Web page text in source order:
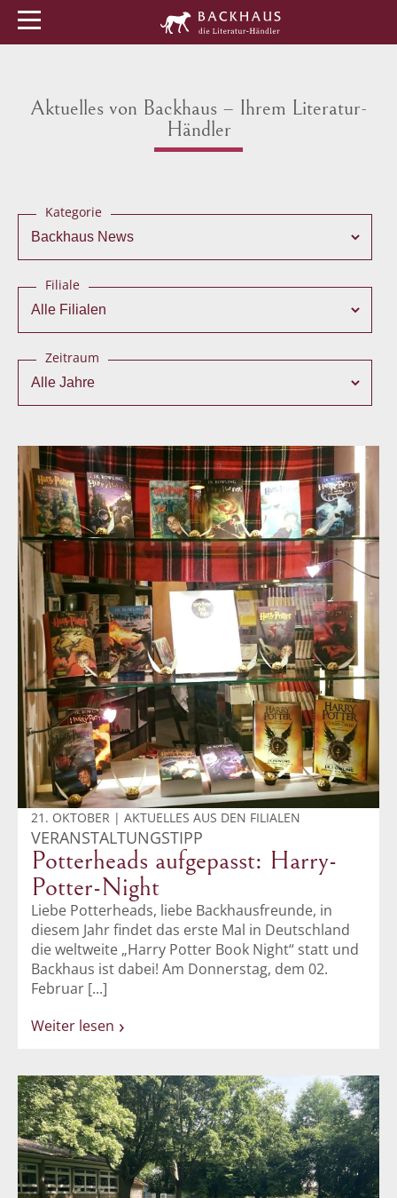
Aktuelles von Backhaus – Ihrem Literatur-
Händler
Kategorie
Filiale
Zeitraum
21. OKTOBER | AKTUELLES AUS DEN FILIALEN
VERANSTALTUNGSTIPP
Potterheads aufgepasst: Harry-
Potter-Night
Liebe Potterheads, liebe Backhausfreunde, in
diesem Jahr findet das erste Mal in Deutschland
die weltweite „Harry Potter Book Night“ statt und
Backhaus ist dabei! Am Donnerstag, dem 02.
Februar [...]
Weiter lesen